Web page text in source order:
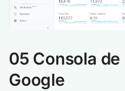
05 Consola
Google